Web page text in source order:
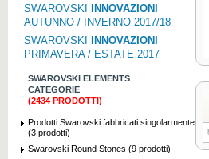
SWAROVSKI
INNOVAZIONI
AUTUNNO / INVERNO 2017/18
SWAROVSKI
INNOVAZIONI
PRIMAVERA / ESTATE 2017
SWAROVSKI ELEMENTS
CATEGORIE
(2434 PRODOTTI)
Prodotti Swarovski fabbricati singolarmente
(3 prodotti)
Swarovski Round Stones (9 prodotti)